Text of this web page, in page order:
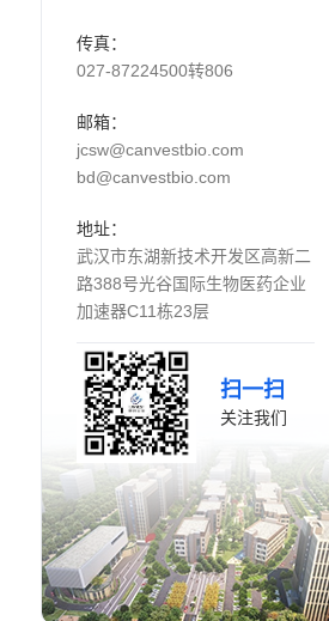
传真：
027-87224500转806
邮箱：
jcsw@canvestbio.com
bd@canvestbio.com
地址：
武汉市东湖新技术开发区高新二
路388号光谷国际生物医药企业
加速器C11栋23层
扫一扫
关注我们